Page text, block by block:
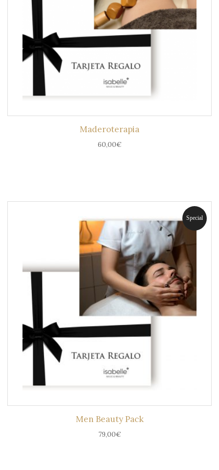
Maderoterapia
60,00€
Special
Men Beauty Pack
79,00€